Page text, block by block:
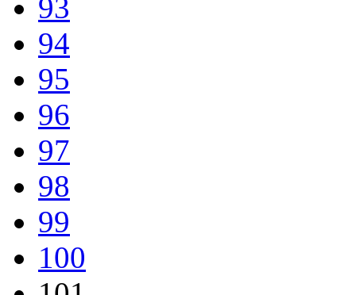
93
94
95
96
97
98
99
100